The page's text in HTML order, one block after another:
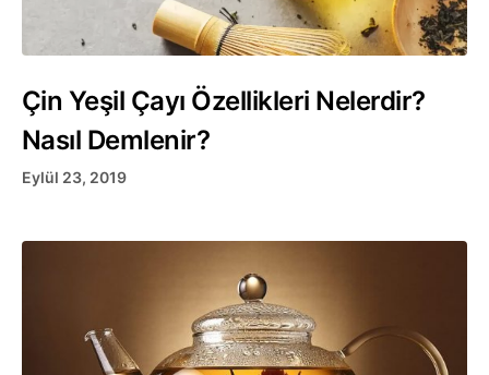
Çin Yeşil Çayı Özellikleri Nelerdir?
Nasıl Demlenir?
Eylül 23, 2019